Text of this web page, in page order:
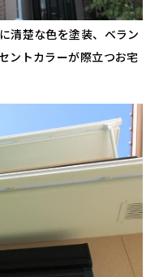
清楚な色を塗装、ベラン
ントカラーが際立つお宅